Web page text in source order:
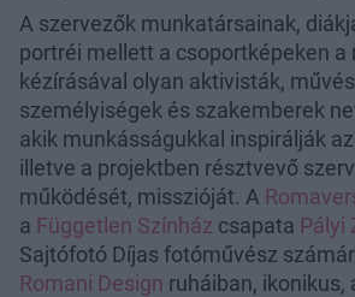
A szervezők munkatársainak,
portréi mellett a csoportképeken a
kézírásával olyan aktivisták,
személyiségek és szakemberek
akik munkásságukkal inspirálják
illetve a projektben résztvevő
működését, misszióját. A
a Független Színház csapata Pályi
Sajtófotó Díjas fotóművész
Romani Design ruháiban, ikonikus,